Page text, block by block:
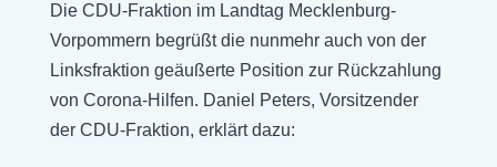
Die CDU-Fraktion im Landtag Mecklenburg-
Vorpommern begrüßt die nunmehr auch von der
Linksfraktion geäußerte Position zur Rückzahlung
von Corona-Hilfen. Daniel Peters, Vorsitzender
der CDU-Fraktion, erklärt dazu: